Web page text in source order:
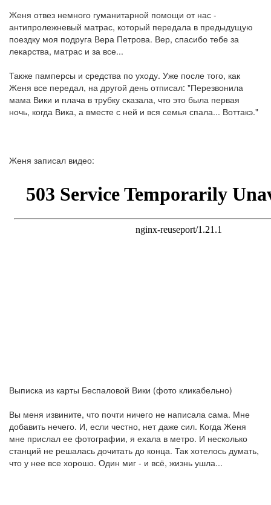
Женя отвез немного гуманитарной помощи от нас -
антипролежневый матрас, который передала в предыдущую
поездку моя подруга Вера Петрова. Вер, спасибо тебе за
лекарства, матрас и за все...
Также памперсы и средства по уходу. Уже после того, как
Женя все передал, на другой день отписал: "Перезвонила
мама Вики и плача в трубку сказала, что это была первая
ночь, когда Вика, а вместе с ней и вся семья спала... Воттакэ."
Женя записал видео:
Выписка из карты Беспаловой Вики (фото кликабельно)
Вы меня извините, что почти ничего не написала сама. Мне
добавить нечего. И, если честно, нет даже сил. Когда Женя
мне прислал ее фотографии, я ехала в метро. И несколько
станций не решалась дочитать до конца. Так хотелось думать,
что у нее все хорошо. Один миг - и всё, жизнь ушла...